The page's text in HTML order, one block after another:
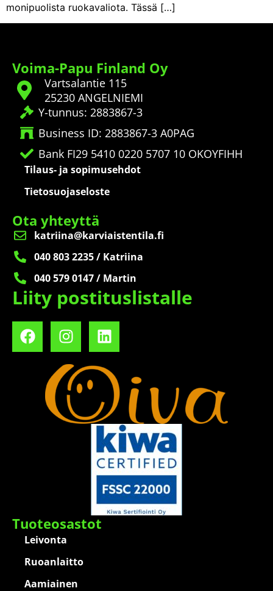
monipuolista ruokavaliota. Tässä […]
Voima-Papu Finland Oy
Vartsalantie 115
25230 ANGELNIEMI
Y-tunnus: 2883867-3
Business ID: 2883867-3 A0PAG
Bank FI29 5410 0220 5707 10 OKOYFIHH
Tilaus- ja sopimusehdot
Tietosuojaseloste
Ota yhteyttä
katriina@karviaistentila.fi
040 803 2235 / Katriina
040 579 0147 / Martin
Liity postituslistalle
Tuoteosastot
Leivonta
Ruoanlaitto
Aamiainen